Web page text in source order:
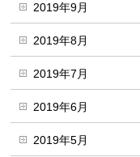
2019年9月
2019年8月
2019年7月
2019年6月
2019年5月